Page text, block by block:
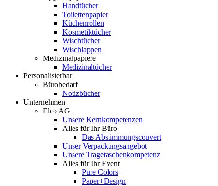
Handtücher
Toilettenpapier
Küchenrollen
Kosmetiktücher
Wischtücher
Wischlappen
Medizinalpapiere
Medizinaltücher
Personalisierbar
Bürobedarf
Notizbücher
Unternehmen
Elco AG
Unsere Kernkompetenzen
Alles für Ihr Büro
Das Abstimmungscouvert
Unser Verpackungsangebot
Unsere Tragetaschenkompetenz
Alles für Ihr Event
Pure Colors
Paper+Design